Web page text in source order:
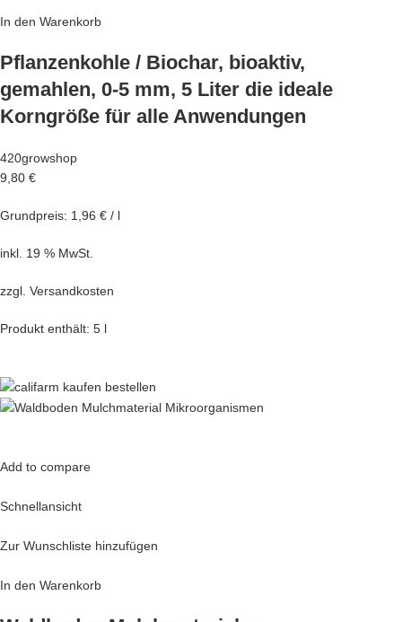
In den Warenkorb
Pflanzenkohle / Biochar, bioaktiv,
gemahlen, 0-5 mm, 5 Liter die ideale
Korngröße für alle Anwendungen
420growshop
9,80 €
Grundpreis: 1,96 € / l
inkl. 19 % MwSt.
zzgl. Versandkosten
Produkt enthält: 5 l
Add to compare
Schnellansicht
Zur Wunschliste hinzufügen
In den Warenkorb